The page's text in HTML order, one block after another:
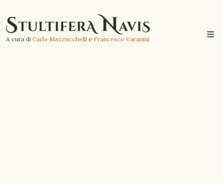
A cura di Carlo Mazzucchelli e Francesco Varanini